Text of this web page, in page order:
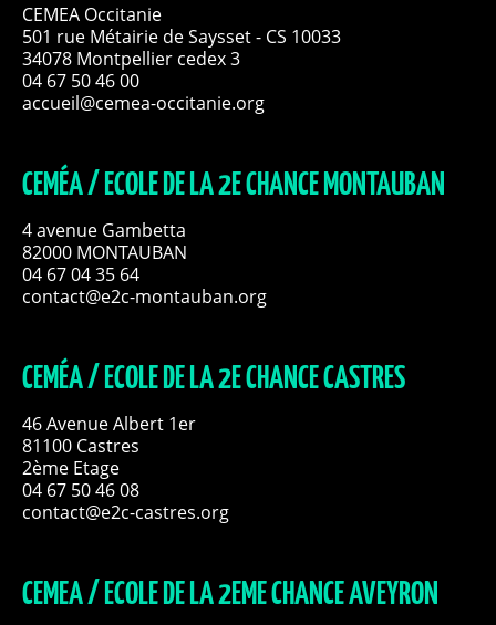
CEMEA Occitanie
501 rue Métairie de Saysset - CS 10033
34078 Montpellier cedex 3
04 67 50 46 00
accueil@cemea-occitanie.org
CEMÉA / ECOLE DE LA 2E CHANCE MONTAUBAN
4 avenue Gambetta
82000 MONTAUBAN
04 67 04 35 64
contact@e2c-montauban.org
CEMÉA / ECOLE DE LA 2E CHANCE CASTRES
46 Avenue Albert 1er
81100 Castres
2ème Etage
04 67 50 46 08
contact@e2c-castres.org
CEMEA / ECOLE DE LA 2EME CHANCE AVEYRON